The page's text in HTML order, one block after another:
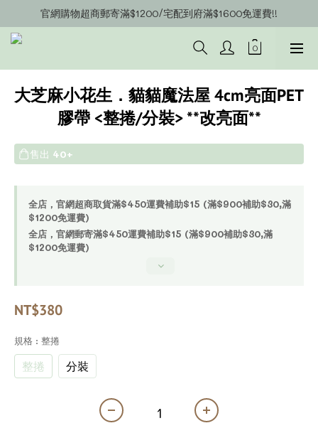
官網會員募集中~立即註冊即可獲得購物金$20!!!
官網購物超商郵寄滿$1200/宅配到府滿$1600免運費!!
官網會員募集中~立即註冊即可獲得購物金$20!!!
大芝麻小花生．貓貓魔法屋 4cm亮面PET
膠帶 <整捲/分裝> **改亮面**
售出 40+
全店，官網超商取貨滿$450運費補助$15 (滿$900補助$30,滿
$1200免運費)
全店，官網郵寄滿$450運費補助$15 (滿$900補助$30,滿
$1200免運費)
NT$380
規格 : 整捲
整捲 分裝